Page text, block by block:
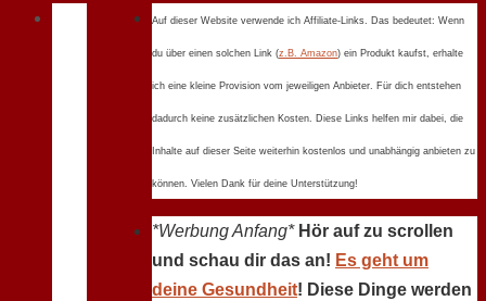
Auf dieser Website verwende ich Affiliate-Links. Das bedeutet: Wenn
du über einen solchen Link (z.B. Amazon) ein Produkt kaufst, erhalte
ich eine kleine Provision vom jeweiligen Anbieter. Für dich entstehen
dadurch keine zusätzlichen Kosten. Diese Links helfen mir dabei, die
Inhalte auf dieser Seite weiterhin kostenlos und unabhängig anbieten zu
können. Vielen Dank für deine Unterstützung!
*Werbung Anfang* Hör auf zu scrollen
und schau dir das an! Es geht um
deine Gesundheit! Diese Dinge werden